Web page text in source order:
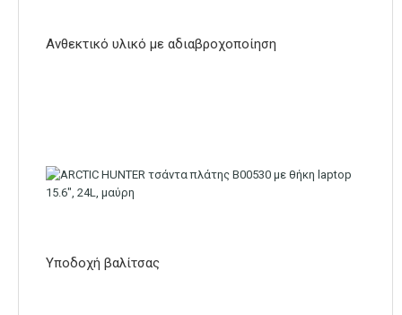
Ανθεκτικό υλικό με αδιαβροχοποίηση
Υποδοχή βαλίτσας